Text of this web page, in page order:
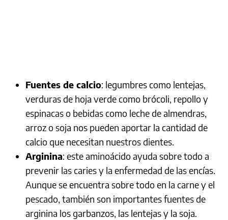
Fuentes de calcio: legumbres como lentejas,
verduras de hoja verde como brócoli, repollo y
espinacas o bebidas como leche de almendras,
arroz o soja nos pueden aportar la cantidad de
calcio que necesitan nuestros dientes.
Arginina: este aminoácido ayuda sobre todo a
prevenir las caries y la enfermedad de las encías.
Aunque se encuentra sobre todo en la carne y el
pescado, también son importantes fuentes de
arginina los garbanzos, las lentejas y la soja.